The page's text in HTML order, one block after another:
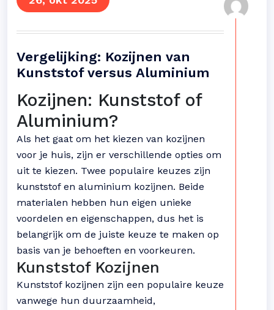
Vergelijking: Kozijnen van
Kunststof versus Aluminium
Kozijnen: Kunststof of
Aluminium?
Als het gaat om het kiezen van kozijnen
voor je huis, zijn er verschillende opties om
uit te kiezen. Twee populaire keuzes zijn
kunststof en aluminium kozijnen. Beide
materialen hebben hun eigen unieke
voordelen en eigenschappen, dus het is
belangrijk om de juiste keuze te maken op
basis van je behoeften en voorkeuren.
Kunststof Kozijnen
Kunststof kozijnen zijn een populaire keuze
vanwege hun duurzaamheid,